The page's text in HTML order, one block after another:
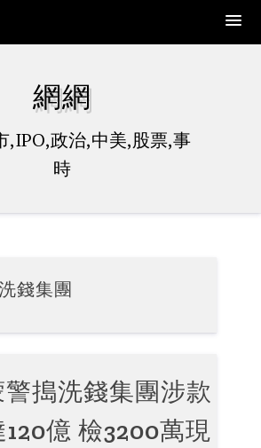
網網
,IPO,政治,中美,股票,事
時
錢集團
警搗洗錢集團涉款
120億 檢3200萬現